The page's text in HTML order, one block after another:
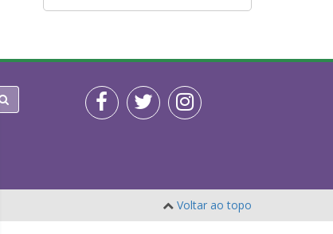
Voltar ao topo